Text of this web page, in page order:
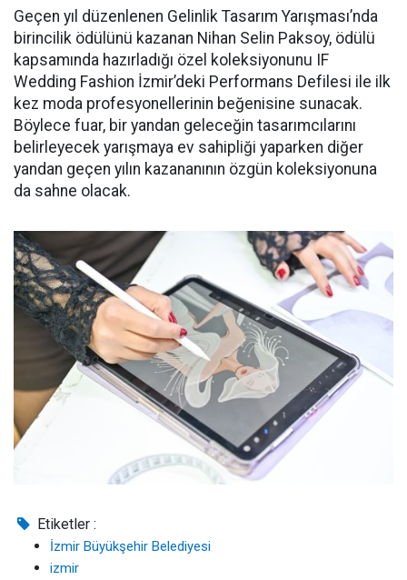
Geçen yıl düzenlenen Gelinlik Tasarım Yarışması’nda
birincilik ödülünü kazanan Nihan Selin Paksoy, ödülü
kapsamında hazırladığı özel koleksiyonunu IF
Wedding Fashion İzmir’deki Performans Defilesi ile ilk
kez moda profesyonellerinin beğenisine sunacak.
Böylece fuar, bir yandan geleceğin tasarımcılarını
belirleyecek yarışmaya ev sahipliği yaparken diğer
yandan geçen yılın kazananının özgün koleksiyonuna
da sahne olacak.
Etiketler :
İzmir Büyükşehir Belediyesi
izmir